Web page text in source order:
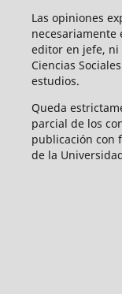
Las opiniones
editor en jefe,
Ciencias
estudios.
Queda
parcial de los
publicación con
de la